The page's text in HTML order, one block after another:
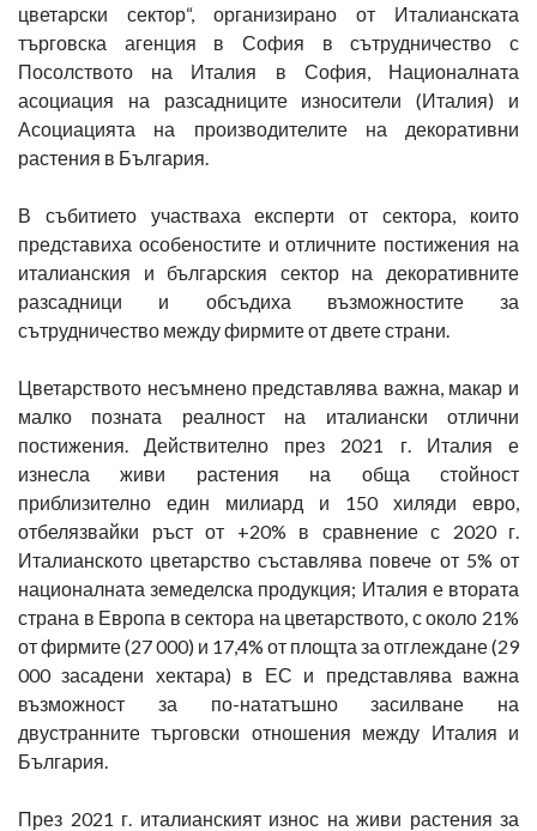
цветарски сектор“, организирано от Италианската
търговска агенция в София в сътрудничество с
Посолството на Италия в София, Националната
асоциация на разсадниците износители (Италия) и
Асоциацията на производителите на декоративни
растения в България.
В събитието участваха експерти от сектора, които
представиха особеностите и отличните постижения на
италианския и българския сектор на декоративните
разсадници и обсъдиха възможностите за
сътрудничество между фирмите от двете страни.
Цветарството несъмнено представлява важна, макар и
малко позната реалност на италиански отлични
постижения. Действително през 2021 г. Италия е
изнесла живи растения на обща стойност
приблизително един милиард и 150 хиляди евро,
отбелязвайки ръст от +20% в сравнение с 2020 г.
Италианското цветарство съставлява повече от 5% от
националната земеделска продукция; Италия е втората
страна в Европа в сектора на цветарството, с около 21%
от фирмите (27 000) и 17,4% от площта за отглеждане (29
000 засадени хектара) в ЕС и представлява важна
възможност за по-нататъшно засилване на
двустранните търговски отношения между Италия и
България.
През 2021 г. италианският износ на живи растения за